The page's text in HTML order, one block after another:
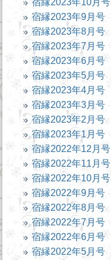
宿縁2023年9月号
宿縁2023年8月号
宿縁2023年7月号
宿縁2023年6月号
宿縁2023年5月号
宿縁2023年4月号
宿縁2023年3月号
宿縁2023年2月号
宿縁2023年1月号
宿縁2022年12月号
宿縁2022年11月号
宿縁2022年10月号
宿縁2022年9月号
宿縁2022年8月号
宿縁2022年7月号
宿縁2022年6月号
宿縁2022年5月号